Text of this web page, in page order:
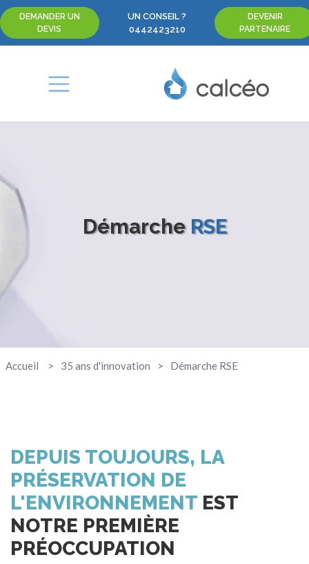
DEMANDER UN
DEVIS
UN CONSEIL ?
0442423210
DEVENIR
PARTENAIRE
Démarche RSE
Accueil 35 ans d'innovation Démarche RSE
DEPUIS TOUJOURS, LA
PRÉSERVATION DE
L'ENVIRONNEMENT EST
NOTRE PREMIÈRE
PRÉOCCUPATION